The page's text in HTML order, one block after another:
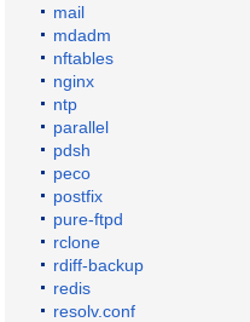
mail
mdadm
nftables
nginx
ntp
parallel
pdsh
peco
postfix
pure-ftpd
rclone
rdiff-backup
redis
resolv.conf